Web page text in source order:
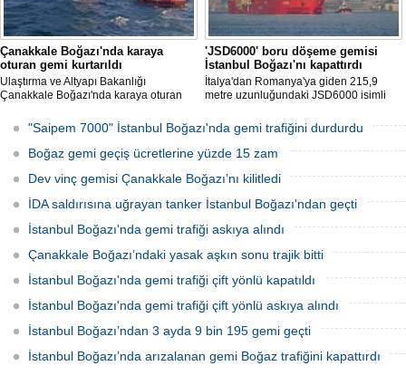
Çanakkale Boğazı'nda karaya
oturan gemi kurtarıldı
Ulaştırma ve Altyapı Bakanlığı
Çanakkale Boğazı'nda karaya oturan
yeniden yüzdürüldüğünü ve boğazın
gemi trafiğine yeniden açıldığını
açıkladı.
'JSD6000' boru döşeme gemisi
İstanbul Boğazı'nı kapattırdı
İtalya'dan Romanya'ya giden 215,9
metre uzunluğundaki JSD6000 isimli
Boğazı'ndan geçişi nedeniyle gemi
trafiği çift yönlü olarak kapatıldı.
"Saipem 7000" İstanbul Boğazı'nda gemi trafiğini durdurdu
Boğaz gemi geçiş ücretlerine yüzde 15 zam
Dev vinç gemisi Çanakkale Boğazı’nı kilitledi
İDA saldırısına uğrayan tanker İstanbul Boğazı'ndan geçti
İstanbul Boğazı'nda gemi trafiği askıya alındı
Çanakkale Boğazı’ndaki yasak aşkın sonu trajik bitti
İstanbul Boğazı'nda gemi trafiği çift yönlü kapatıldı
İstanbul Boğazı'nda gemi trafiği çift yönlü askıya alındı
İstanbul Boğazı’ndan 3 ayda 9 bin 195 gemi geçti
İstanbul Boğazı’nda arızalanan gemi Boğaz trafiğini kapattırdı